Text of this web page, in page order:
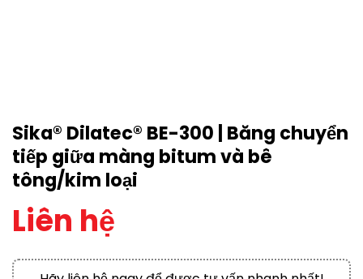
Sika® Dilatec® BE-300 | Băng chuyển
tiếp giữa màng bitum và bê
tông/kim loại
Liên hệ